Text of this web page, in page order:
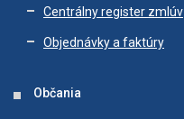
Centrálny register zmlúv
Objednávky a faktúry
Občania